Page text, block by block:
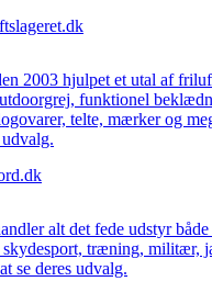
2003 hjulpet et utal af
funktionel
telte, mærker og
alt det fede udstyr
træning, militær,
se deres udvalg.